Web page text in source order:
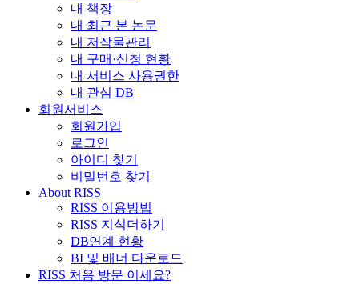
내 책장
내 최근 본 논문
내 저작물관리
내 구매·신청 현황
내 서비스 사용권한
내 관심 DB
회원서비스
회원가입
로그인
아이디 찾기
비밀번호 찾기
About RISS
RISS 이용방법
RISS 지식더하기
DB연계 현황
BI 및 배너 다운로드
RISS 처음 방문 이세요?